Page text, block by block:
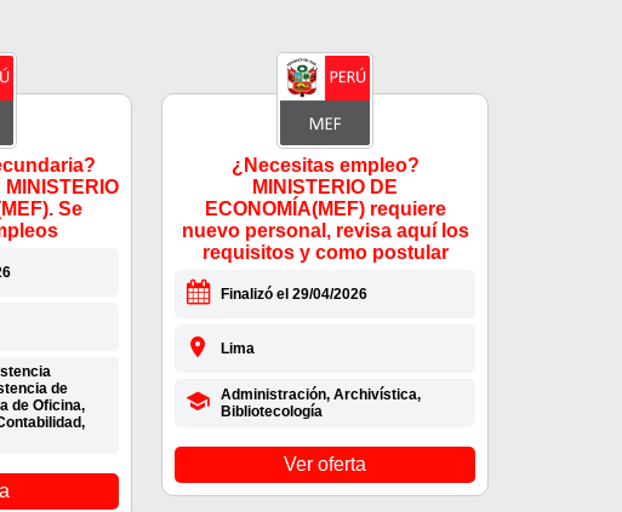
Se
de
de Oficina,
¿Necesitas empleo?
MINISTERIO DE
ECONOMÍA(MEF) requiere
nuevo personal, revisa aquí los
requisitos y como postular
Finalizó el 29/04/2026
Lima
Administración, Archivística,
Bibliotecología
Ver oferta